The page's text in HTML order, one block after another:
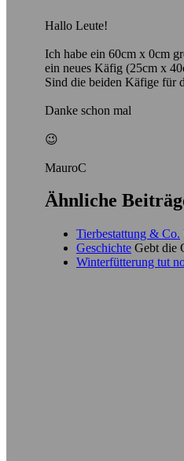
Hallo Leute!
Ich habe ein 60cm x 0cm
ein neues Käfig (25cm x
Sind die beiden Käfige für
Danke schon mal
😉
MauroC
Ähnliche
Tierbestattung & Co.
Geschichte Gebt die
Winterfütterung tut